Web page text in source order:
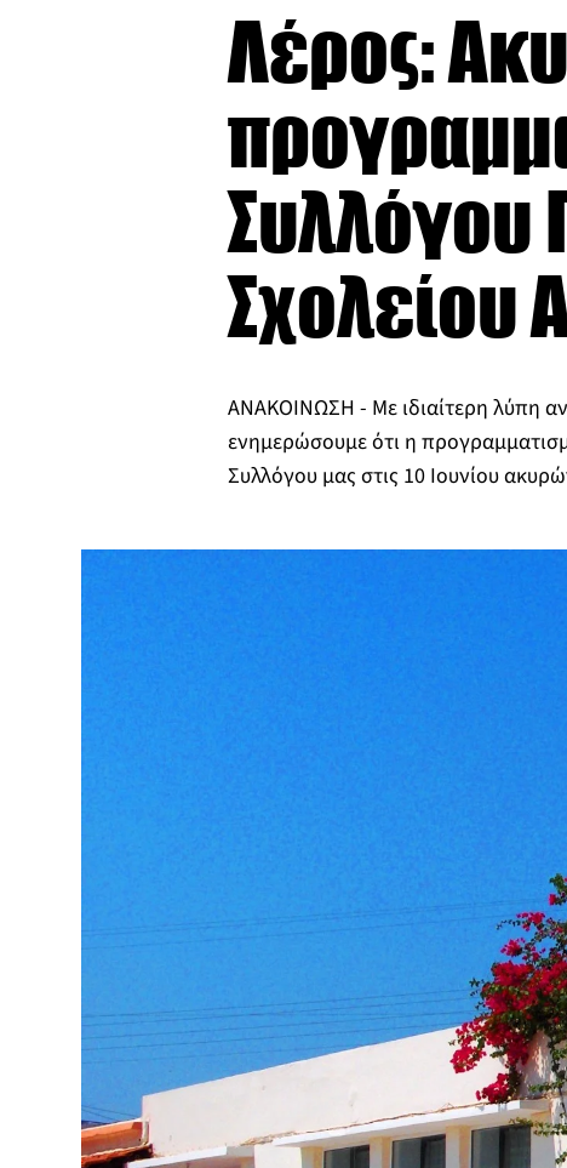
Λέρος:
Συλλόγου
Σχολείου
ΑΝΑΚΟΙΝΩΣΗ - Με ιδιαίτερη λύπη
ενημερώσουμε ότι η
Συλλόγου μας στις 10 Ιουνίου